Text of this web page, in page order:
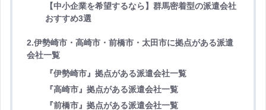
【中小企業を希望するなら】群馬密着型の派遣会社
おすすめ3選
2.伊勢崎市・高崎市・前橋市・太田市に拠点がある派遣
会社一覧
『伊勢崎市』拠点がある派遣会社一覧
『高崎市』拠点がある派遣会社一覧
『前橋市』拠点がある派遣会社一覧